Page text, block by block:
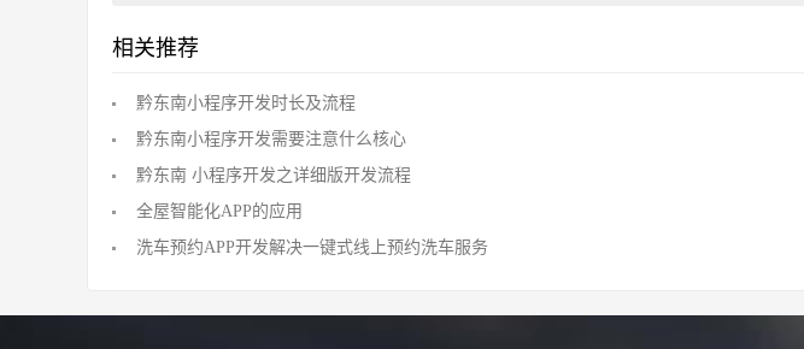
相关推荐
黔东南小程序开发时长及流程
黔东南小程序开发需要注意什么核心
黔东南 小程序开发之详细版开发流程
全屋智能化APP的应用
洗车预约APP开发解决一键式线上预约洗车服务